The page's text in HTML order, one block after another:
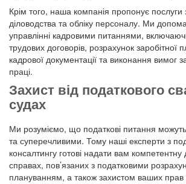
Крім того, наша компанія пропонує послуги
діловодства та обліку персоналу. Ми
управлінні кадровими питаннями,
трудових договорів, розрахунок заробітної
кадрової документації та виконання вимог
праці.
Захист від податкового
судах
Ми розуміємо, що податкові питання
та суперечливими. Тому наші експерти з
консалтингу готові надати вам
справах, пов’язаних з податковими
плануванням, а також захистом ваших прав